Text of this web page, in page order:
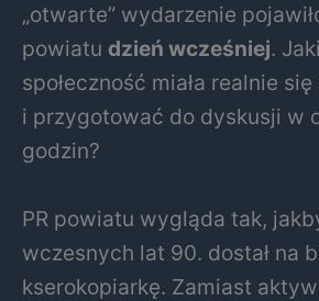
„otwarte” wydarzenie
powiatu dzień wcześniej.
społeczność miała realnie
i przygotować do dyskusji w
godzin?
PR powiatu wygląda tak,
wczesnych lat 90. dostał na
kserokopiarkę. Zamiast